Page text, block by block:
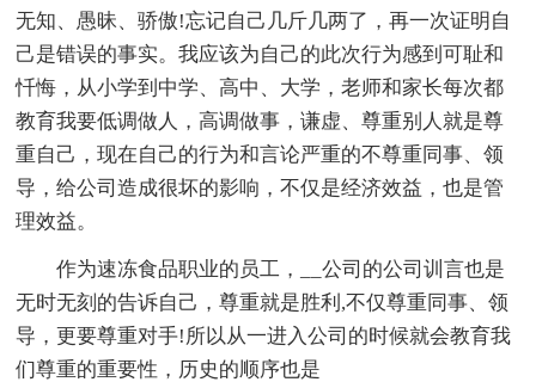
无知、愚昧、骄傲!忘记自己几斤几两了，再一次证明自
己是错误的事实。我应该为自己的此次行为感到可耻和
忏悔，从小学到中学、高中、大学，老师和家长每次都
教育我要低调做人，高调做事，谦虚、尊重别人就是尊
重自己，现在自己的行为和言论严重的不尊重同事、领
导，给公司造成很坏的影响，不仅是经济效益，也是管
理效益。
作为速冻食品职业的员工，__公司的公司训言也是
无时无刻的告诉自己，尊重就是胜利,不仅尊重同事、领
导，更要尊重对手!所以从一进入公司的时候就会教育我
们尊重的重要性，历史的顺序也是